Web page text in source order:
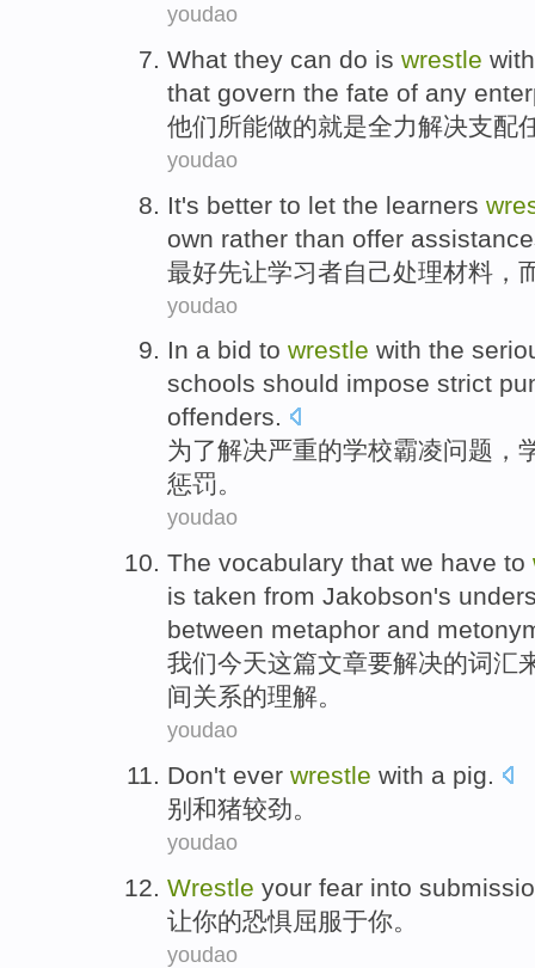
youdao
What they can do is wrestle
that govern the fate of any
他们所能做的就是全力解决支配
youdao
It's better to let the learners
own rather than offer
最好先让学习者自己处理材料 ，
youdao
In a bid to wrestle with the
schools should impose strict
offenders.
为了解决严重的学校霸凌问题 ，
惩罚。
youdao
The vocabulary that we have to
is taken from Jakobson's
between metaphor and
我们今天这篇文章要解决的词汇
间关系的理解。
youdao
Don't ever wrestle with a pig.
别 和猪较劲。
youdao
Wrestle your fear into
让你的恐惧屈服于你。
youdao